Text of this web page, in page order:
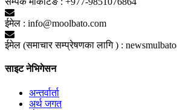
ईमेल : info@moolbato.com
ईमेल (समाचार सम्प्रेषणका लागि ) :
साइट नेभिगेसन
अन्तर्वार्ता
अर्थ जगत